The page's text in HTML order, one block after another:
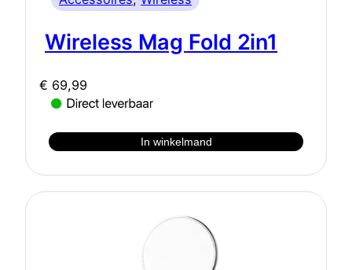
Wireless Mag Fold 2in1
€ 69,99
In winkelmand